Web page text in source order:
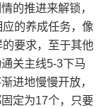
的推进来解锁，
的养成任务，像
要求，至于其他
关主线5-3下马
进地慢慢开放，
定为17个，只要